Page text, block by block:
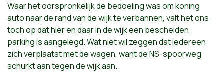
Waar het oorspronkelijk de bedoeling was om koning
auto naar de rand van de wijk te verbannen, valt het ons
toch op dat hier en daar in de wijk een bescheiden
parking is aangelegd. Wat niet wil zeggen dat iedereen
zich verplaatst met de wagen, want de NS-spoorweg
schurkt aan tegen de wijk aan.